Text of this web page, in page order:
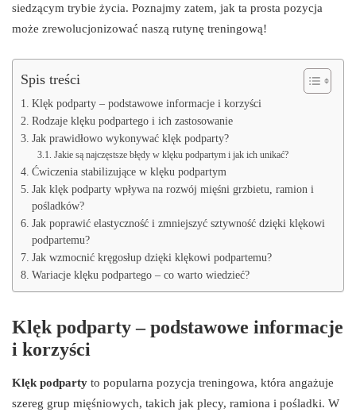
siedzącym trybie życia. Poznajmy zatem, jak ta prosta pozycja
może zrewolucjonizować naszą rutynę treningową!
Spis treści
Klęk podparty – podstawowe informacje i korzyści
Rodzaje klęku podpartego i ich zastosowanie
Jak prawidłowo wykonywać klęk podparty?
Jakie są najczęstsze błędy w klęku podpartym i jak ich unikać?
Ćwiczenia stabilizujące w klęku podpartym
Jak klęk podparty wpływa na rozwój mięśni grzbietu, ramion i
pośladków?
Jak poprawić elastyczność i zmniejszyć sztywność dzięki klękowi
podpartemu?
Jak wzmocnić kręgosłup dzięki klękowi podpartemu?
Wariacje klęku podpartego – co warto wiedzieć?
Klęk podparty – podstawowe informacje
i korzyści
Klęk podparty to popularna pozycja treningowa, która angażuje
szereg grup mięśniowych, takich jak plecy, ramiona i pośladki. W